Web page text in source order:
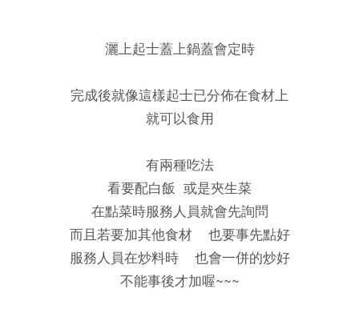
灑上起士蓋上鍋蓋會定時
完成後就像這樣起士已分佈在食材上
就可以食用
有兩種吃法
看要配白飯 或是夾生菜
在點菜時服務人員就會先詢問
而且若要加其他食材 也要事先點好
服務人員在炒料時 也會一併的炒好
不能事後才加喔~~~